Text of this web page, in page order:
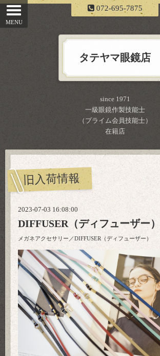
072-695-7875
タテヤマ眼鏡店
since 1971
一級眼鏡作製技能士
（プライム会員技能士）
在籍店
旧入荷情報
2023-07-03 16:08:00
DIFFUSER（ディフューザー）
メガネアクセサリー／DIFFUSER（ディフューザー）